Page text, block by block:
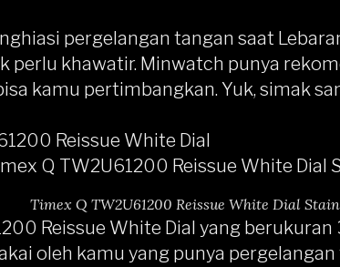
pergelangan tangan saat
perlu khawatir. Minwatch punya
kamu pertimbangkan. Yuk, simak
Reissue White Dial
Timex Q TW2U61200 Reissue White Dial
Reissue White Dial yang berukuran
oleh kamu yang punya